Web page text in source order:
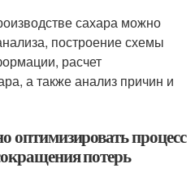
сахара можно
построение схемы
расчет
а также анализ причин и
оптимизировать процесс
потерь